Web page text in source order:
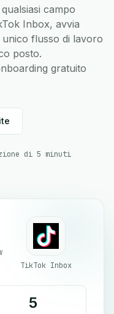
campo
Inbox, avvia
flusso di lavoro
posto.
gratuito
di 5 minuti
TikTok Inbox
5